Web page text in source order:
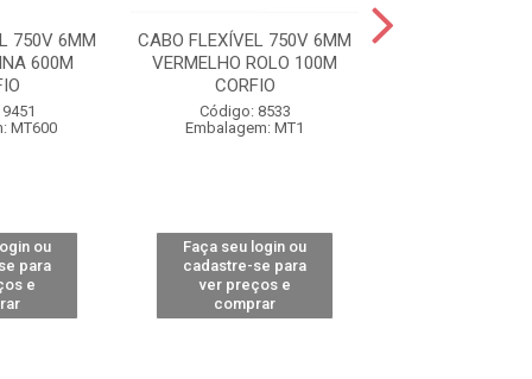
750V 6MM
600M
MT600
ou
para
e
CABO FLEXÍVEL 750V 6MM
VERMELHO ROLO 100M
CORFIO
Código: 8533
Embalagem: MT1
Faça seu login ou
cadastre-se para
ver preços e
comprar